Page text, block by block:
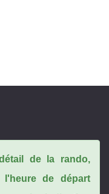
de la rando,
l'heure de départ